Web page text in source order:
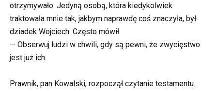
otrzymywało. Jedyną osobą, która kiedykolwiek
traktowała mnie tak, jakbym naprawdę coś znaczyła, był
dziadek Wojciech. Często mówił:
— Obserwuj ludzi w chwili, gdy są pewni, że zwycięstwo
jest już ich.
Prawnik, pan Kowalski, rozpoczął czytanie testamentu.